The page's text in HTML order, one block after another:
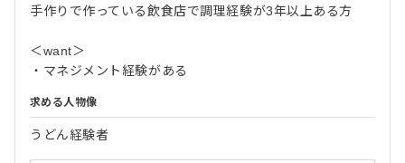
手作りで作っている飲食店で調理経験が3年以上ある方
＜want＞
・マネジメント経験がある
求める人物像
うどん経験者